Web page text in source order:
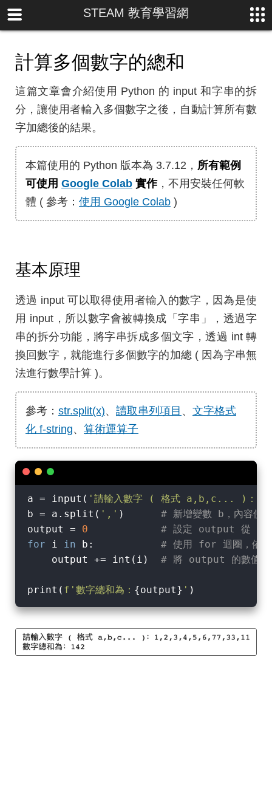
STEAM 教育學習網
計算多個數字的總和
這篇文章會介紹使用 Python 的 input 和字串的拆
分，讓使用者輸入多個數字之後，自動計算所有數
字加總後的結果。
本篇使用的 Python 版本為 3.7.12， 所有範例
可使用 Google Colab 實作，不用安裝任何軟
體 ( 參考： 使用 Google Colab )
基本原理
透過 input 可以取得使用者輸入的數字，因為是使
用 input，所以數字會被轉換成「字串」，透過字
串的拆分功能，將字串拆成多個文字，透過 int 轉
換回數字，就能進行多個數字的加總 ( 因為字串無
法進行數學計算 )。
參考： str.split(x)、 讀取串列項目 、 文字格式
化 f-string、 算術運算子
a = input( '請輸入數字 ( 格式 a,b,c... )：'
b = a.split( ',' ) # 新增變數 b，內容使
output = 0
# 設定 output 從 0
for i in b: # 使用 for 迴圈，依序
    output += int(i)
# 將 output 的數值加
print( f'數字總和為： {output} '